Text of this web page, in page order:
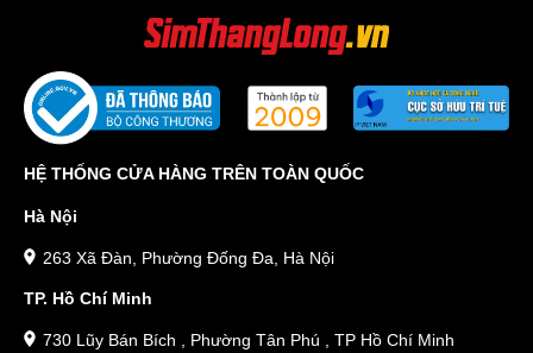
HỆ THỐNG CỬA HÀNG TRÊN TOÀN QUỐC
Hà Nội
263 Xã Đàn, Phường Đống Đa, Hà Nội
TP. Hồ Chí Minh
730 Lũy Bán Bích , Phường Tân Phú , TP Hồ Chí Minh